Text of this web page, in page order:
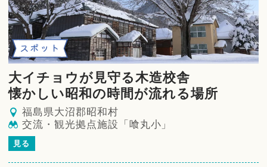
スポット
大イチョウが見守る木造校舎
懐かしい昭和の時間が流れる場所
福島県大沼郡昭和村
交流・観光拠点施設「喰丸小」
見る